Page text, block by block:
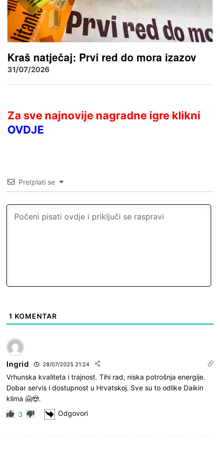
Kraš natječaj: Prvi red do mora izazov
31/07/2026
Za sve najnovije nagradne igre klikni
OVDJE
Pretplati se
1 KOMENTAR
Ingrid 28/07/2025 21:24
Vrhunska kvaliteta i trajnost. Tihi rad, niska potrošnja energije.
Dobar servis i dostupnost u Hrvatskoj. Sve su to odlike Daikin
klima 🤗😍.
3
Odgovori